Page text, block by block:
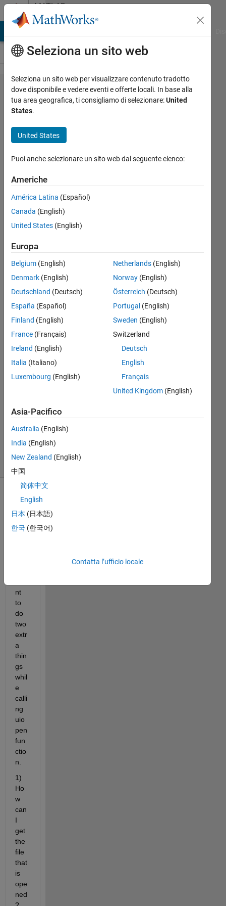
Vai al contenutoMATLAB
Answers
How to
Get the
Name
Store a
File into
a Struct
While
Using
Function
uiopen?
Rightia
Rollmann
1
Risposta
Aggiornato
7 Mar 2017
14
Visualizzazioni
nt
to
do
two
extr
a
thin
gs
whil
e
calli
ng
uio
pen
fun
ctio
n.
1)
Ho
w
can
I
get
the
file
that
is
ope
ned
Seleziona un sito web
Seleziona un sito web per visualizzare contenuto tradotto
dove disponibile e vedere eventi e offerte locali. In base alla
tua area geografica, ti consigliamo di selezionare:United
States.
United States
Puoi anche selezionare un sito web dal seguente elenco:
Americhe
América Latina (Español)
Canada (English)
United States (English)
Europa
Belgium (English)
Denmark (English)
Deutschland (Deutsch)
España (Español)
Finland (English)
France (Français)
Ireland (English)
Italia (Italiano)
Luxembourg (English)
Netherlands(English)
Norway(English)
Österreich (Deutsch)
Portugal (English)
Sweden (English)
Switzerland
Deutsch
English
Français
United Kingdom(English)
Asia-Pacifico
Australia (English)
India (English)
New Zealand (English)
中国
简体中文
English
日本 (日本語)
한국 (한국어)
Contatta l’ufficio locale